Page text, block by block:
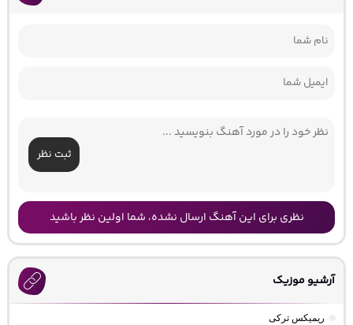
ثبت نظر
نظری برای این آهنگ ارسال نشده، شما اولین نظر باشید
آرشیو موزیک
ریمیکس ترکی